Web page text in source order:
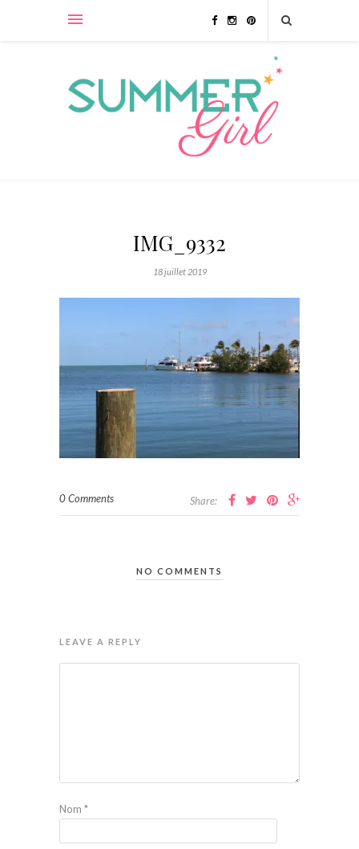
IMG_9332
18 juillet 2019
0 Comments Share:
NO COMMENTS
LEAVE A REPLY
Nom *